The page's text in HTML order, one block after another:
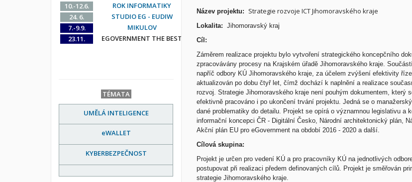
Název projektu: Strategie rozvoje ICT Jihomoravského kraje
Lokalita: Jihomoravský kraj
Cíl:
Záměrem realizace projektu bylo vytvoření strategického koncepčního
zpracovávány procesy na Krajském úřadě Jihomoravského kraje.
napříč odbory KÚ Jihomoravského kraje, za účelem zvýšení efektivity
aktualizován po dobu čtyř let, čímž dochází k naplnění a realizace
rozvoj. Strategie Jihomoravského kraje není pouhým dokumentem,
efektivně pracováno i po ukončení trvání projektu. Jedná se o
dané problematiky do detailu. Projekt se opírá o významnou legislativu
informační koncepci ČR - Digitální Česko, Národní architektonický plán,
Akční plán EU pro eGovernment na období 2016 - 2020 a další.
Cílová skupina:
Projekt je určen pro vedení KÚ a pro pracovníky KÚ na jednotlivých
postupovat při realizaci předem definovaných cílů. Projekt je směřován
strategie Jihomoravského kraje.
10.-12.6.
ROK INFORMATIKY
24. 6.
STUDIO EG - EUDIW
7.-9.9.
MIKULOV
23.11.
EGOVERNMENT THE BEST
TÉMATA
UMĚLÁ INTELIGENCE
eWALLET
KYBERBEZPEČNOST